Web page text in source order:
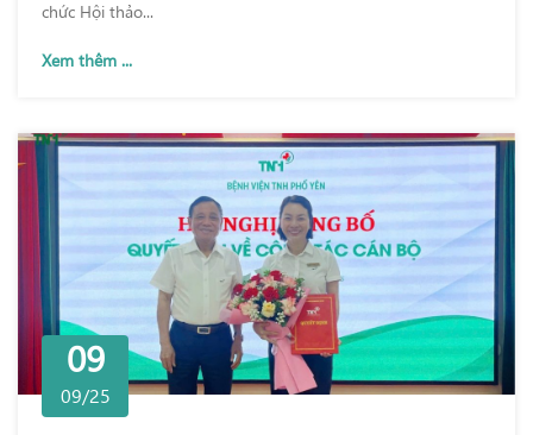
chức Hội thảo...
Xem thêm ...
09
09/25